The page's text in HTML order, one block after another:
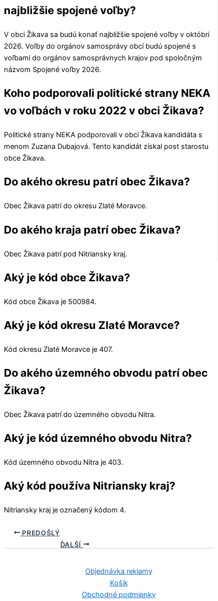
najbližšie spojené voľby?
V obci Žikava sa budú konať najbližšie spojené voľby v októbri
2026. Voľby do orgánov samosprávy obcí budú spojené s
voľbami do orgánov samosprávnych krajov pod spoločným
názvom Spojené voľby 2026.
Koho podporovali politické strany NEKA
vo voľbách v roku 2022 v obci Žikava?
Politické strany NEKA podporovali v obci Žikava kandidáta s
menom Zuzana Dubajová. Tento kandidát získal post starostu
obce Žikava.
Do akého okresu patrí obec Žikava?
Obec Žikava patrí do okresu Zlaté Moravce.
Do akého kraja patrí obec Žikava?
Obec Žikava patrí pod Nitriansky kraj.
Aký je kód obce Žikava?
Kód obce Žikava je 500984.
Aký je kód okresu Zlaté Moravce?
Kód okresu Zlaté Moravce je 407.
Do akého územného obvodu patrí obec
Žikava?
Obec Žikava patrí do územného obvodu Nitra.
Aký je kód územného obvodu Nitra?
Kód územného obvodu Nitra je 403.
Aký kód používa Nitriansky kraj?
Nitriansky kraj je označený kódom 4.
PREDOŠLÝ
ĎALŠÍ
Objednávka reklamy
Košík
Obchodné podmienky